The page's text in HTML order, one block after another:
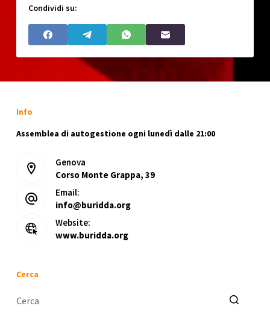
Condividi su:
Info
Assemblea di autogestione ogni lunedì dalle 21:00
Genova
Corso Monte Grappa, 39
Email:
info@buridda.org
Website:
www.buridda.org
Cerca